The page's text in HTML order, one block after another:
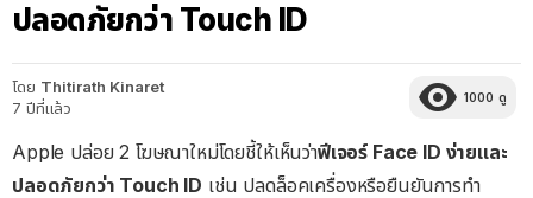
ปลอดภัยกว่า Touch ID
โดย Thitirath Kinaret
7 ปีที่แล้ว
1000 ดู
Apple ปล่อย 2 โฆษณาใหม่โดยชี้ให้เห็นว่าฟีเจอร์ Face ID ง่ายและ
ปลอดภัยกว่า Touch ID เช่น ปลดล็อคเครื่องหรือยืนยันการทำ